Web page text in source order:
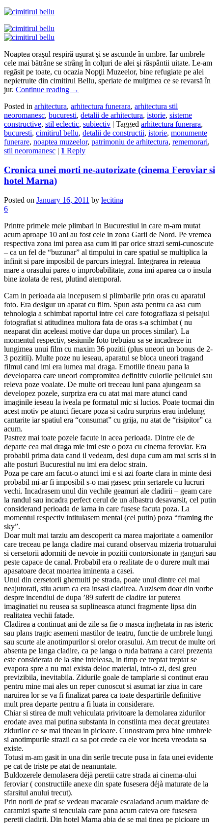
Noaptea oraşul respiră uşurat şi se ascunde în umbre. Iar umbrele
cele mai bătrâne se strâng în colţuri de alei şi răspântii uitate. Le-am
regăsit pe toate, cu ocazia Nopţii Muzeelor, bine refugiate pe alei
nepietruite din cimitirul Bellu, speriate de mulţimea ce se revarsă în
jur. Continue reading →
Posted in arhitectura, arhitectura funerara, arhitectura stil
neoromanesc, bucuresti, detalii de arhitectura, istorie, sisteme
constructive, stil eclectic, subiectiv | Tagged arhitectura funerara,
bucuresti, cimitirul bellu, detalii de constructii, istorie, monumente
funerare, noaptea muzeelor, patrimoniu de arhitectura, rememorari,
stil neoromanesc | 1 Reply
Cronica unei morti ne-autorizate (cinema Feroviar si
hotel Marna)
Posted on January 16, 2011 by lecitina
6
Printre primele mele plimbari in Bucurestiul in care m-am mutat
acum aproape 10 ani au fost cele in zona Garii de Nord. Pe vremea
respectiva zona imi parea asa cum iti par orice strazi semi-cunoscute
– ca un fel de “buzunar” al timpului in care spatiul se multiplica la
infinit si pare imposibil de parcurs integral. Integrarea in reteaua
mare a orasului parea o improbabilitate, zona imi aparea ca o insula
bine izolata de rest, plutind atemporal.
Cam in perioada aia incepusem si plimbarile prin oras cu aparatul
foto. Era desigur un aparat cu film. Spun asta pentru ca asa cum
tehnologia a schimbat raportul intre cel care fotografiaza si peisajul
fotografiat si atitudinea multora fata de oras s-a schimbat ( nu
neaparat din aceleasi motive dar dupa un proces similar). La
momentul respectiv, sesiunile foto trebuiau sa se incadreze in
lungimea unui film cu maxim 36 pozitii (plus uneori un bonus de 2-
3 pozitii). Multe poze nu ieseau, aparatul se bloca uneori tragand
filmul cand imi era lumea mai draga. Emotiile tineau pana la
developarea care uneori compromitea definitiv culorile peliculei sau
releva poze voalate. De multe ori treceau luni pana ajungeam sa
developez pozele, surpriza era cu atat mai mare atunci cand
imaginile ieseau la iveala pe formatul mic si lucios. Poate tocmai din
acest motiv pe atunci fiecare poza si cadru surprins erau indelung
cantarite iar spatiul era “consumat” cu grija, nu atat de “risipitor” ca
acum.
Pastrez mai toate pozele facute in acea perioada. Dintre ele de
departe cea mai draga mie imi este o poza cu cinema feroviar. Era
probabil prima data cand il vedeam, desi dupa cum am mai scris si in
alte posturi Bucurestiul nu imi era deloc strain.
Poza pe care am facut-o atunci imi e si azi foarte clara in minte desi
probabil mi-ar fi imposibil s-o mai gasesc prin sertarele cu lucruri
vechi. Incadrasem unul din vechile geamuri ale cladirii – geam care
la randul sau incadra perfect cerul de un albastru desavarsit, cel putin
considerand perioada de iarna in care fusese facuta poza. La
momentul respectiv intitulasem mental (cel putin) poza “framing the
sky”.
Doar mult mai tarziu am descoperit ca marea majoritate a oamenilor
care treceau pe langa cladire mai curand observau mizeria trotuarului
si cersetorii adormiti de nevoie in pozitii contorsionate in ganguri sau
peste capace de canal. Probabil era o realitate de o durere mult mai
apasatoare decat moartea iminenta a casei.
Unul din cersetorii ghemuiti pe strada, poate unul dintre cei mai
neajutorati, stiu acum ca era insasi cladirea. Auzisem doar din vorbe
despre incendiul de dupa ’89 suferit de cladire iar puterea
imaginatiei nu reusea sa suplineasca atunci fragmente lipsa din
realitatea vechii fatade.
Cladirea a continuat ani de zile sa fie o masca inghetata in ras isteric
sau plans tragic asemeni mastilor de teatru, functie de umbrele lungi
sau scurte ale anotimpurilor si orelor orasului. Am trecut de multe ori
absenta pe langa cladire, ca pe langa o ruda batrana a carei prezenta
este considerata de la sine inteleasa, in timp ce treptat treptat se
evapora spre a nu mai exista deloc material, intr-o zi, desi greu
previzibila, inevitabila. Zidurile goale de tamplarie si continut erau
pentru mine mai ales un reper cunoscut si asumat iar ziua in care
naruirea lor se va fi finalizat parea ca toate despartirile definitive
mult prea departe pentru a fi luata in considerare.
Chiar si stirea de mult vehiculata privitoare la demolarea zidurilor
erodate avea mai putina substanta in constiinta mea decat greutatea
zidurilor ce se mai tineau in picioare. Cunosteam prea bine umbrele
si anotimpurile strazii ca sa pot crede ca ele vor inceta vreodata sa
existe.
Totusi m-am gasit in una din serile trecute pusa in fata unei evidente
pe cat de triste pe atat de neanuntate.
Buldozerele demolasera déjà peretii catre strada ai cinema-ului
feroviar ( constructiile anexe din spate fusesera déjà maturate de la
sfarsitul anului trecut).
Prin norii de praf se vedeau macarale escaladand acum maldare de
caramizi sparte si tencuiala care pana acum cateva ore fusesera
peretii cladirii. Din hotel Marna abia de se mai tinea pe picioare un